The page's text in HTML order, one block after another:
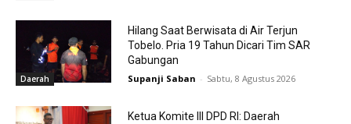
Daerah
Hilang Saat Berwisata di Air Terjun
Tobelo. Pria 19 Tahun Dicari Tim SAR
Gabungan
Supanji Saban - Sabtu, 8 Agustus 2026
Ketua Komite III DPD RI: Daerah